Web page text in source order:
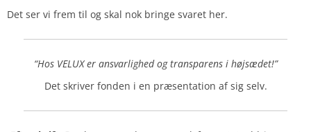
Det ser vi frem til og skal nok bringe svaret her.
“Hos VELUX er ansvarlighed og transparens i højsædet!”
Det skriver fonden i en præsentation af sig selv.